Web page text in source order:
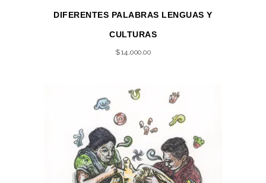
DIFERENTES PALABRAS LENGUAS Y
CULTURAS
$14,000.00